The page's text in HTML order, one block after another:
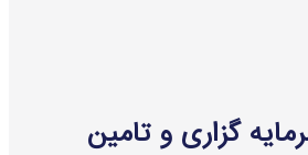
گزاری و تامین